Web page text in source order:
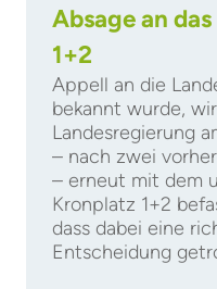
Absage an
1+2
Appell an die
bekannt wurde,
Landesregierung
– nach zwei
– erneut mit dem
Kronplatz 1+2
dass dabei eine
Entscheidung